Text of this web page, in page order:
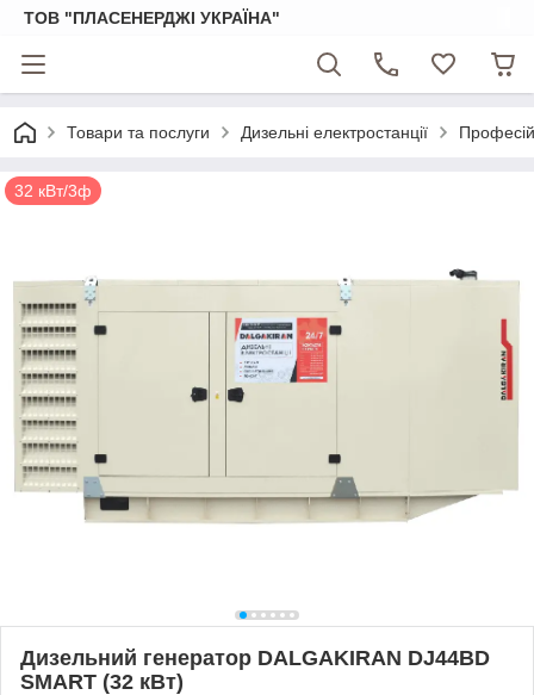
ТОВ "ПЛАСЕНЕРДЖІ УКРАЇНА"
Товари та послуги Дизельні електростанції
32 кВт/3ф
Дизельний генератор DALGAKIRAN DJ44BD
SMART (32 кВт)